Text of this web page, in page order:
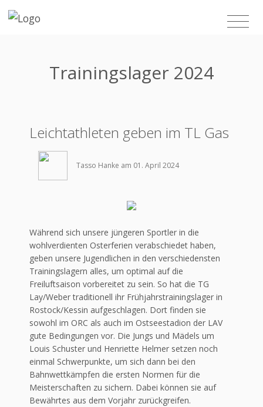
Trainingslager 2024
Leichtathleten geben im TL Gas
Tasso Hanke am 01. April 2024
Während sich unsere jüngeren Sportler in die
wohlverdienten Osterferien verabschiedet haben,
geben unsere Jugendlichen in den verschiedensten
Trainingslagern alles, um optimal auf die
Freiluftsaison vorbereitet zu sein. So hat die TG
Lay/Weber traditionell ihr Frühjahrstrainingslager in
Rostock/Kessin aufgeschlagen. Dort finden sie
sowohl im ORC als auch im Ostseestadion der LAV
gute Bedingungen vor. Die Jungs und Mädels um
Louis Schuster und Henriette Helmer setzen noch
einmal Schwerpunkte, um sich dann bei den
Bahnwettkämpfen die ersten Normen für die
Meisterschaften zu sichern. Dabei können sie auf
Bewährtes aus dem Vorjahr zurückgreifen.